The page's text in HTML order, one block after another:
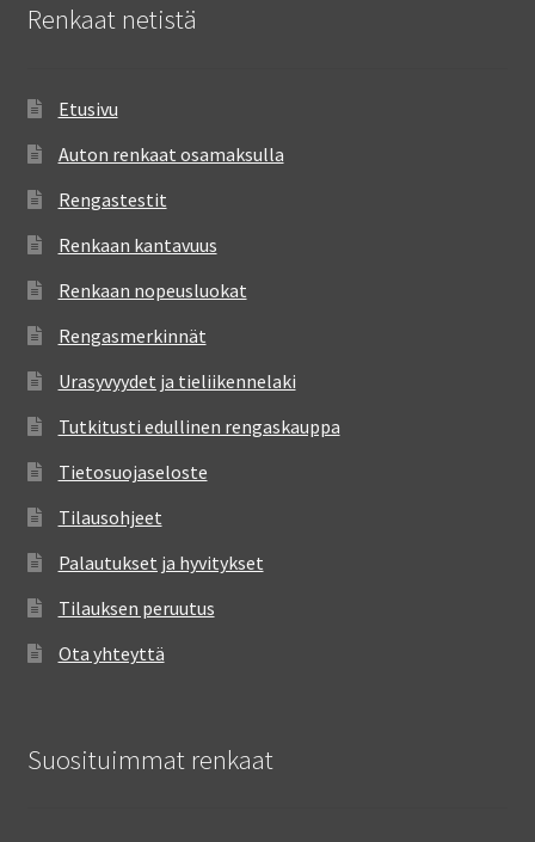
Renkaat netistä
Etusivu
Auton renkaat osamaksulla
Rengastestit
Renkaan kantavuus
Renkaan nopeusluokat
Rengasmerkinnät
Urasyvyydet ja tieliikennelaki
Tutkitusti edullinen rengaskauppa
Tietosuojaseloste
Tilausohjeet
Palautukset ja hyvitykset
Tilauksen peruutus
Ota yhteyttä
Suosituimmat renkaat